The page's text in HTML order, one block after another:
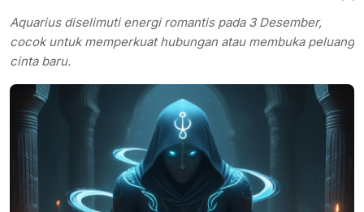
Aquarius diselimuti energi romantis pada 3 Desember,
cocok untuk memperkuat hubungan atau membuka peluang
cinta baru.